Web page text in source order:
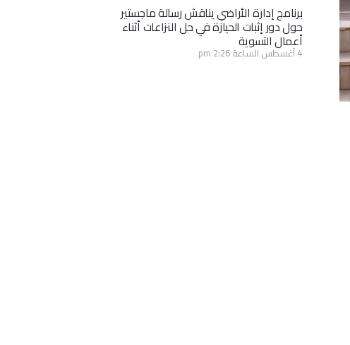
برنامج إدارة الأراضي يناقش رسالة ماجستير
حول دور إثبات الحيازة في حل النزاعات أثناء
أعمال التسوية
4 أغسطس الساعة 2:26 pm